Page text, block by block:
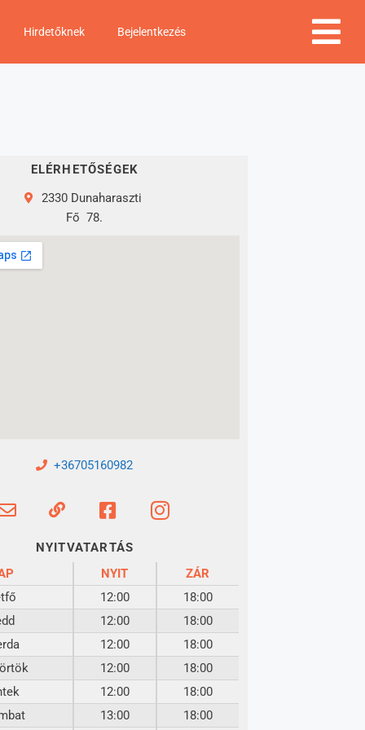
Hirdetőknek Bejelentkezés
ELÉRHETŐSÉGEK
2330 Dunaharaszti
Fő 78.
+36705160982
NYITVATARTÁS
NYIT
ZÁR
12:00
18:00
12:00
18:00
12:00
18:00
12:00
18:00
12:00
18:00
13:00
18:00